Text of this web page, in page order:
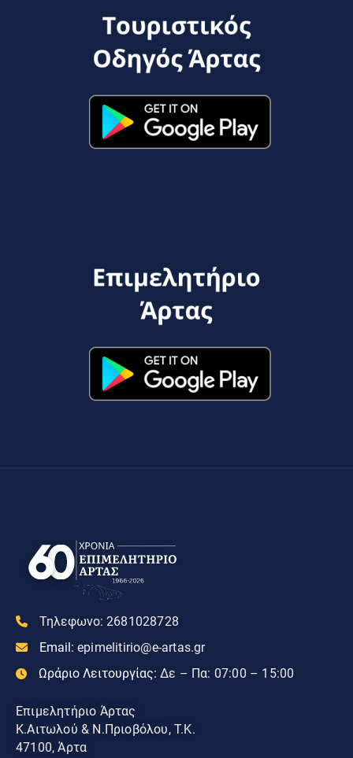
Τηλεφωνο: 2681028728
Email: epimelitirio@e-artas.gr
Ωράριο Λειτουργίας: Δε – Πα: 07:00 – 15:00
Επιμελητήριο Άρτας
Κ.Αιτωλού & Ν.Πριοβόλου, Τ.Κ.
47100, Άρτα